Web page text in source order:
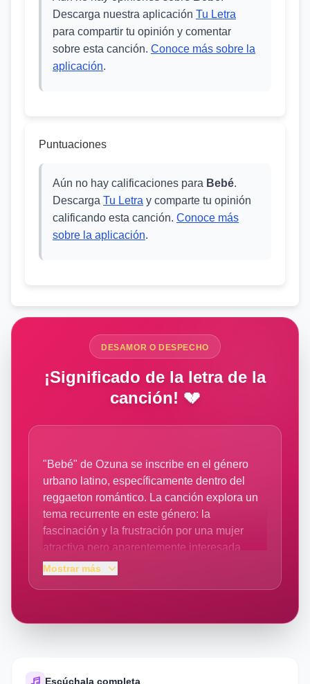
Descarga nuestra aplicación Tu Letra
para compartir tu opinión y comentar
sobre esta canción. Conoce más sobre la
aplicación.
Puntuaciones
Aún no hay calificaciones para Bebé.
Descarga Tu Letra y comparte tu opinión
calificando esta canción. Conoce más
sobre la aplicación.
DESAMOR O DESPECHO
¡Significado de la letra de la
canción! 💔
"Bebé" de Ozuna se inscribe en el género
urbano latino, específicamente dentro del
reggaeton romántico. La canción explora un
tema recurrente en este género: la
fascinación y la frustración por una mujer
atractiva pero aparentemente interesada
principalmente en el dinero y la
emocional. Las imágenes sensuales ("esas
Mostrar más
Escúchala completa